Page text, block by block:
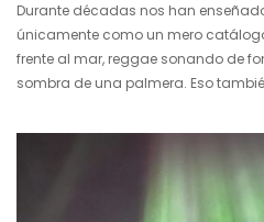
Durante décadas nos han
únicamente como un mero
frente al mar, reggae sonando de
sombra de una palmera. Eso